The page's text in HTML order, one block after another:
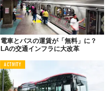
電車とバスの運賃が「無料」に？
LAの交通インフラに大改革
ACTIVITY